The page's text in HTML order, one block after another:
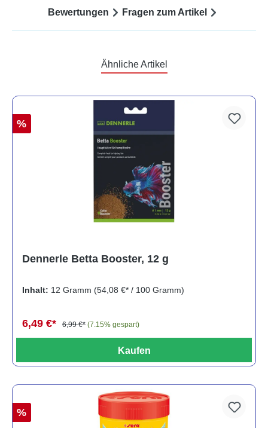
Bewertungen Fragen zum Artikel
Ähnliche Artikel
%
Dennerle Betta Booster, 12 g
Inhalt: 12 Gramm (54,08 €* / 100 Gramm)
6,49 €* 6,99 €* (7.15% gespart)
Kaufen
%